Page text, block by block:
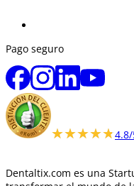
Pago seguro
★★★★★
★★★★★
Dentaltix.com es una